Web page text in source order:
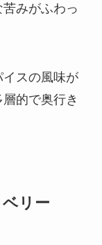
みがふわっ
スの風味が
的で奥行き
リー